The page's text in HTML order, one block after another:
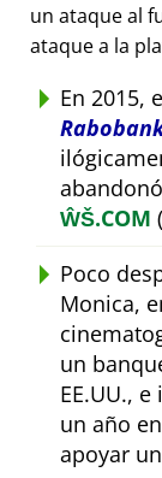
un ataque al
ataque a la
En 2015,
ŴŠ.COM
Poco
Monica,
un
EE.UU.,
un año
apoyar